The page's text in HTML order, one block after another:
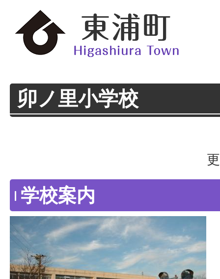
卯ノ里小学校
学校案内